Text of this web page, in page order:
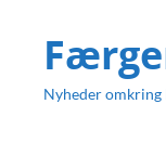
Nyheder omkring